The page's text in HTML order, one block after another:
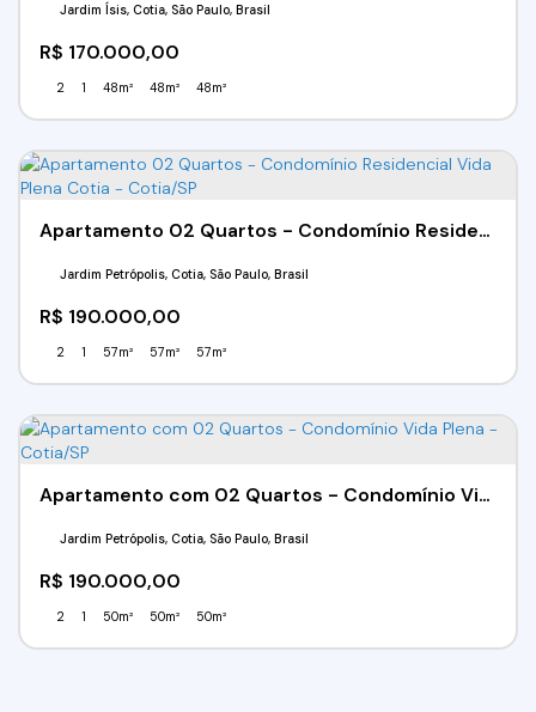
R$ 170.000,00
Jardim Ísis, Cotia, São Paulo, Brasil
2 1 48m² 48m² 48m²
Apartamento 02 Quartos - Condomínio Residencial Vida Plena Cotia - Cotia/SP
R$ 190.000,00
Jardim Petrópolis, Cotia, São Paulo, Brasil
2 1 57m² 57m² 57m²
Apartamento com 02 Quartos - Condomínio Vida Plena - Cotia/SP
R$ 190.000,00
Jardim Petrópolis, Cotia, São Paulo, Brasil
2 1 50m² 50m² 50m²